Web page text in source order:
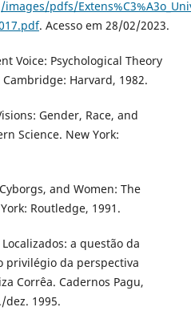
pdfs/
. Acesso em 28/02/2023.
Voice: Psychological Theory
Harvard, 1982.
Gender, Race, and
Science. New York:
and Women: The
Routledge, 1991.
Localizados: a questão da
privilégio da perspectiva
Corrêa. Cadernos Pagu,
dez. 1995.